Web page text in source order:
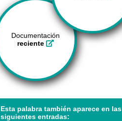
Documentación
reciente
Esta palabra también aparece en las
siguientes entradas: